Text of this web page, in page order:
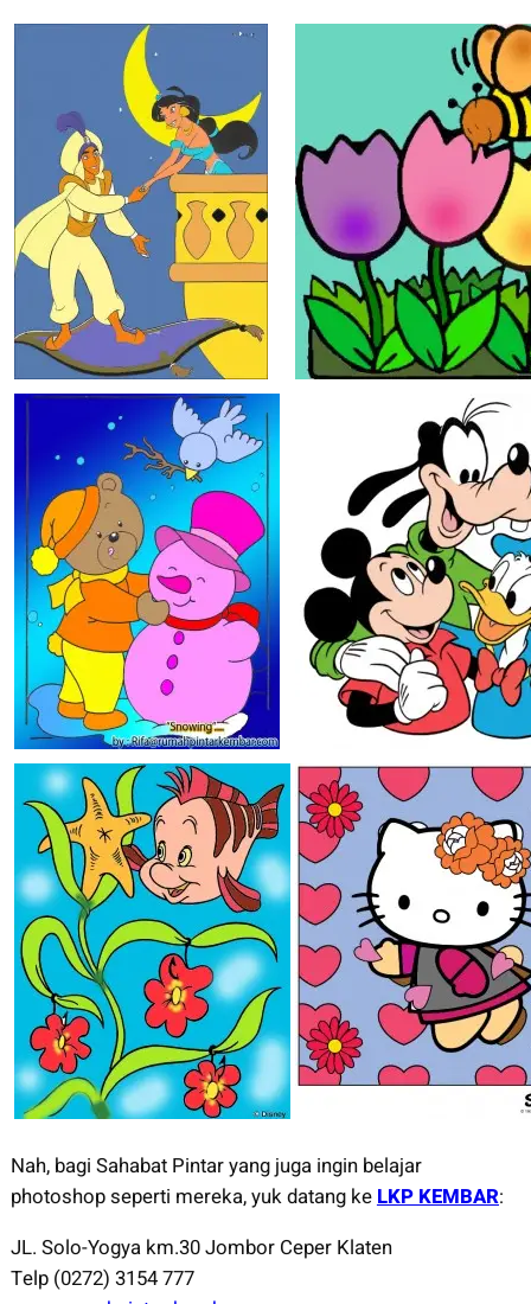
Nah, bagi Sahabat Pintar yang juga ingin belajar
photoshop seperti mereka, yuk datang keLKP KEMBAR:
JL. Solo-Yogya km.30 Jombor Ceper Klaten
Telp (0272) 3154 777